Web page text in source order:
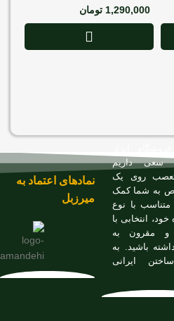
1,290,000 تومان
سعی داریم
روی یک
به شما کمک
متناسب با نوع
خود، انتخابی با
و مقرون به
باشید. به
ایرانی
نمادهای اعتماد به
میرزبل